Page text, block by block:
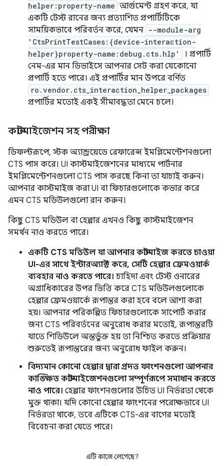
helper:property-name আর্গুমেন্ট গ্রহণ করে, যা
একটি টেস্ট রানের জন্য প্রত্যাশিত প্রপার্টিটিকে
সাময়িকভাবে পরিবর্তন করে, যেমন --module-arg
'CtsPrintTestCases:{device-interaction-
helper}property-name:debug.cts.hlp'
। প্রপার্টি
নেম-এর মান ডিভাইসে আপনার সেট করা যেকোনো
প্রপার্টি হতে পারে। এই প্রপার্টির মান উপরে বর্ণিত
ro.vendor.cts_interaction_helper_packages
প্রপার্টির মতোই একই সীমাবদ্ধতা মেনে চলে।
কাস্টমাইজেশন সহ পরীক্ষা
ডিফল্টরূপে, স্টক অ্যান্ড্রয়েডে রেফারেন্স ইমপ্লিমেন্টেশনগুলো
CTS পাস করে। UI কাস্টমাইজেশনের মাধ্যমে পার্টনার
ইমপ্লিমেন্টেশনগুলো CTS পাস করছে কিনা তা যাচাই করুন।
আপনার কাস্টমাইজ করা UI বা ফিচারগুলোকে কভার করে
এমন CTS মডিউলগুলো রান করুন।
কিছু CTS মডিউল বা হেল্পার এখনও কিছু কাস্টমাইজেশন
সমর্থন নাও করতে পারে।
একটি CTS মডিউল যা আপনার কাস্টমাইজ করতে চাওয়া
UI-এর সাথে ইন্টারঅ্যাক্ট করে, সেটি হেল্পার ফ্রেমওয়ার্ক
ব্যবহার নাও করতে পারে। চাহিদা এবং টেস্ট ওনারের
অগ্রাধিকারের উপর ভিত্তি করে CTS মডিউলগুলোকে
হেল্পার ফ্রেমওয়ার্কে রূপান্তর করা হবে বলে আশা করা
হয়। আপনার পরিকল্পিত ফিচারগুলোকে সাপোর্ট করার
জন্য CTS পরিবর্তনের অনুরোধ করার মতোই, রূপান্তরটি
যাতে শিডিউলে অন্তর্ভুক্ত হয় তা নিশ্চিত করতে প্রক্রিয়ার
শুরুতেই রূপান্তরের জন্য অনুরোধ ফাইল করুন।
বিদ্যমান কোনো হেল্পার দ্বারা প্রদত্ত ফাংশনগুলো আপনার
কাঙ্ক্ষিত কাস্টমাইজেশনগুলো সম্পূর্ণরূপে সমাধান করতে
নাও পারে। হেল্পার ফাংশনগুলোর উচিত UI নির্ভরতা থেকে
মুক্ত থাকা। যদি কোনো হেল্পার ফাংশনের পরোক্ষভাবে UI
নির্ভরতা থাকে, তবে এটিকে CTS-এর বাগের মতোই
বিবেচনা করা যেতে পারে।
এটি কাজে লেগেছে?